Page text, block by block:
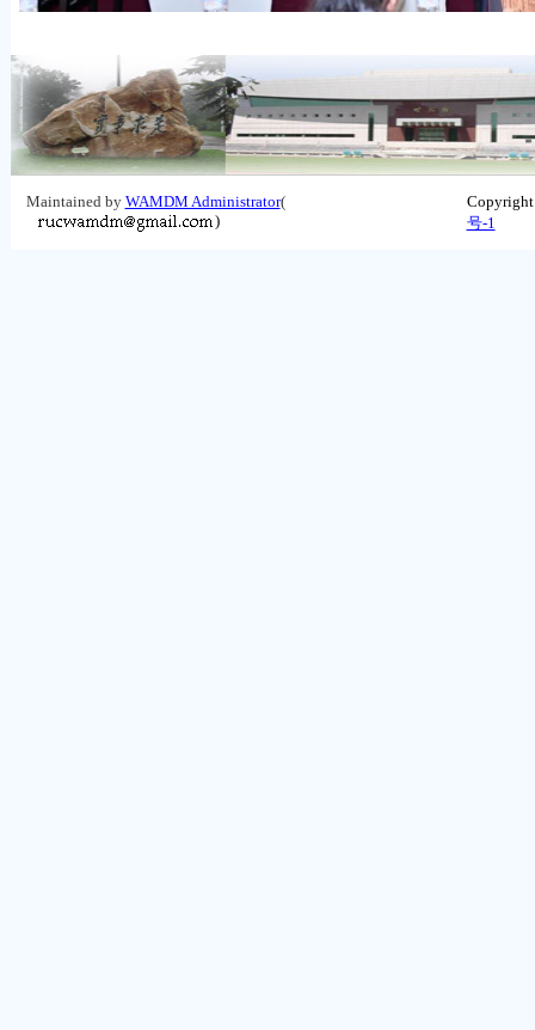
Maintained by WAMDM Administrator(
)
号-1